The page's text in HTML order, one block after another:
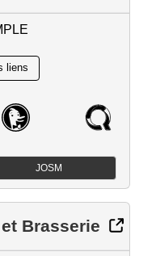
JOSM
Brasserie